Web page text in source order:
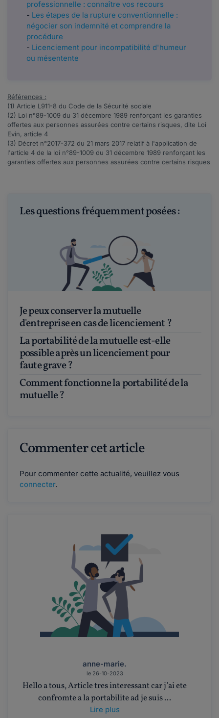
professionnelle : connaître vos recours
- Les étapes de la rupture conventionnelle :
négocier son indemnité et comprendre la
procédure
- Licenciement pour incompatibilité d'humeur
ou mésentente
Références :
(1) Article L911-8 du Code de la Sécurité sociale
(2) Loi n°89-1009 du 31 décembre 1989 renforçant les garanties
offertes aux personnes assurées contre certains risques, dite Loi
Evin, article 4
(3) Décret n°2017-372 du 21 mars 2017 relatif à l'application de
l'article 4 de la loi n°89-1009 du 31 décembre 1989 renforçant les
garanties offertes aux personnes assurées contre certains risques
Les questions fréquemment posées :
Je peux conserver la mutuelle
d'entreprise en cas de licenciement ?
La portabilité de la mutuelle est-elle
possible après un licenciement pour
faute grave ?
Comment fonctionne la portabilité de la
mutuelle ?
Commenter cet article
Pour commenter cette actualité, veuillez vous
connecter.
anne-marie.
le 26-10-2023
Hello a tous, Article tres interessant car j'ai ete
confromte a la portabilite ad je suis ...
Lire plus